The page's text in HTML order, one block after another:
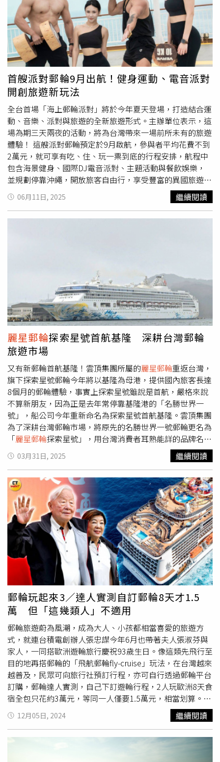
麗星郵輪
提供）。孩子們在探索星號上絕對能夠吃飽喝足
繼續玩，從早到晚活動不間斷，讓孩子們一站就能擁有精彩
且回憶無窮的夢幻天地（圖／ 麗星郵輪
提供）。探索星號
獨家娛樂與舌尖美食 一票玩到底，美食、娛樂全都包探索
星號集結多國料理，精緻法式饗宴、道地日式壽司，到豐富
多元的國際自助餐，樣樣精彩、餐餐驚喜，大人享受海上星
級饗宴，孩子則可免費選擇三種不同的日本料理兒童餐。更
有適合全家共樂的多樣娛樂設施： • 「靜音派對」親子嗨
玩不擾人 • 「紅毯之夜」打造孩子的第一場盛裝派對 •
「泡沫派對」戶外狂歡，大人小孩都盡情釋放活力航程選擇
多元 行程靈活輕鬆搭麗星郵輪推出暑假三天兩夜「大人免
請假、小孩免船票」優惠專案，麗星郵輪讓孩子這個暑假免
船票就能輕鬆玩日本，四人成行，吃喝玩樂住全都包，最低
只要7,600元起。• 三天兩夜石垣島、宮古島：週五出發、
不請假也能出國。• 六天五夜獨家航程：玩遍大阪萬博、
九州溫泉、韓國時尚，親子共創最難忘回憶。最懂台灣家庭
的郵輪選擇：麗星夢郵輪擁有超過30年郵輪經驗的麗星夢郵
輪，2025年提供76個航次、17條航線，航程長達8個月。探
索星號以親子友善為核心，重新定義家庭旅遊，不只是交
預訂，歡迎瀏覽官方網頁：www.stardreamcruises.com 。
麗星郵輪提供。）
首艘派對郵輪9月出航！健身運動、電音派對
開創旅遊新玩法
全台首場「海上郵輪派對」將於今年夏天登場，打造結合運
動、音樂、派對與旅遊的全新旅遊形式。主辦單位表示，這
場為期三天兩夜的活動，將為台灣帶來一場前所未有的旅遊
體驗！ 這艘派對郵輪預定於9月啟航，參與者平均花費不到
2萬元，就可享有吃、住、玩一票到底的行程安排，航程中
包含海景健身、國際DJ電音派對、主題活動與餐飲娛樂，
並規劃停靠沖繩，開放旅客自由行，享受豐富的異國旅遊體
驗。特色餐廳盡情吃。（圖／STEPC提供）在白天航程中，
旅客將能在全台唯一、全木質打造的「海景健身房」，迎著
海風盡情訓練，由健身圈人氣KOL Peeta葛格親自參與課
造台灣史無前例的海上音樂祭，以及博恩帶來的薩泰爾單口
喜劇特別場，也都是在這場郵輪派對上才看得到的專屬演
出，將為旅客帶來最棒的感官享受與派對體驗。雙泳池派
對。（圖／STEPC提供）除了豐富的活動內容，郵輪讓旅客
透過航程中的密集互動，共同參與各種挑戰、遊戲，自然拓
展不同的旅遊體驗，這趟旅程將帶來意想不到的緣分與驚
喜。主辦單位 STEPC 表示，品牌名稱來自「SLEEP、
TRAIN、EAT、PARTY、CARNIVAL」五大生活元素，旨在推
廣「白天動起來、晚上嗨起來」的生活節奏。STEPC認為，
現代人追求的是生活的平衡與多元，不該只侷限在單一的放
鬆方式。這場全台首場的郵輪派對由STEPC攜手麗星郵輪共
同打造，團隊過程中克服郵輪空間、活動安排等挑戰，致力
打造一場顛覆傳統的度假體驗，將重新定義你的生活風格，
希望能讓健身的人認識派對的樂趣，也讓愛社交的人願意接
觸運動，把運動、派對、健康與生活真正結合起來，讓生活
更加豐富。
06月11日, 2025 繼續閱讀
麗星郵輪探索星號首航基隆 深耕台灣郵輪
旅遊市場
又有新郵輪首航基隆！雲頂集團所屬的麗星郵輪重返台灣，
旗下探索星號郵輪今年將以基隆為母港，提供國內旅客長達
8個月的郵輪體驗，事實上探索星號雖說是首航，嚴格來說
不算新朋友，因為正是去年常停靠基隆港的「名勝世界一
號」，船公司今年重新命名為探索星號首航基隆。雲頂集團
為了深耕台灣郵輪市場，將原先的名勝世界一號郵輪更名為
「麗星郵輪探索星號」，用台灣消費者耳熟能詳的品牌名
稱，推動國內的郵輪旅遊市場。今年業者以
麗星郵輪的品牌
重新出發，堅守深耕台灣的信念繼續推動郵輪旅遊成長，除
了30日首航的探索星號外，還有領航星號共同組成的麗星郵
輪，將持續為台灣旅客提供高品質且親民的海上度假體驗。
麗星及星夢郵輪總裁吳明發表示，去年名勝世界一號郵輪以
基隆為母港的3個月期間內，在基隆創下了1.3億元的採購
額，證明公司有意深耕在地市場，探索星號今年自3月28日
起到10月下旬，將在基隆港靠泊71航次。基隆市副市長邱
佩琳指出，希望麗星郵輪的回歸，能夠讓更多國內外遊客能
夠來到基隆，看到基隆的美好，也期待能為基隆創造更多消
費及就業機會。台灣港務公司總經理王錦榮說，今年台灣國
際郵輪預估共有557艘次、郵輪旅客量達100萬旅客人次，
其中麗星郵輪探索星號約占3成。另外，麗星郵輪也將逐步
增加海外客源市場占比，意即將有更多海外旅客搭乘飛機來
台轉搭郵輪出海，可望讓進出基隆港的外籍旅客數上看32.5
萬人次。
03月31日, 2025 繼續閱讀
郵輪玩起來3／達人實測自訂郵輪8天才1.5
萬 但「這幾類人」不適用
郵輪旅遊蔚為風潮，成為大人、小孩都相當喜愛的旅遊方
式，就連台積電創辦人張忠謀今年6月也帶著夫人張淑芬與
家人，一同搭歐洲遊輪旅行慶祝93歲生日。像這類先飛行至
目的地再搭郵輪的「飛航郵輪fly-cruise」玩法，在台灣越來
越普及，民眾可向旅行社預訂行程，亦可自行透過郵輪平台
訂購，郵輪達人實測，自己下訂遊輪行程，2人玩歐洲8天食
宿全包只花約3萬元，等同一人僅要1.5萬元，相當划算。一
名郵輪愛好者林小姐就分享，曾經在登船前碰上一位年過8
旬的老伯伯獨自一人，經關心後發現，「這位可愛的伯伯，
兒子幫他報名了郵輪行程，但他連要去哪玩都不知道，只知
道跟著旅行社人員走就對了。」雖林小姐有一絲擔心，但也
12月05日, 2024 繼續閱讀